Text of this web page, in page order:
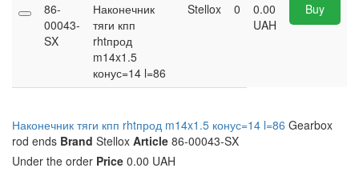
86-
00043-
SX
Наконечник
тяги кпп
rhtпрод
m14x1.5
конус=14 l=86
Stellox 0
0.00
UAH
Buy
Наконечник тяги кпп rhtпрод m14x1.5 конус=14 l=86 Gearbox
rod ends Brand Stellox Article 86-00043-SX
Under the order Price 0.00 UAH